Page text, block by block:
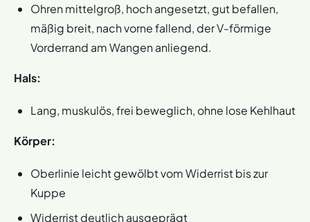
Ohren mittelgroß, hoch angesetzt, gut befallen,
mäßig breit, nach vorne fallend, der V-förmige
Vorderrand am Wangen anliegend.
Hals:
Lang, muskulös, frei beweglich, ohne lose Kehlhaut
Körper:
Oberlinie leicht gewölbt vom Widerrist bis zur
Kuppe
Widerrist deutlich ausgeprägt